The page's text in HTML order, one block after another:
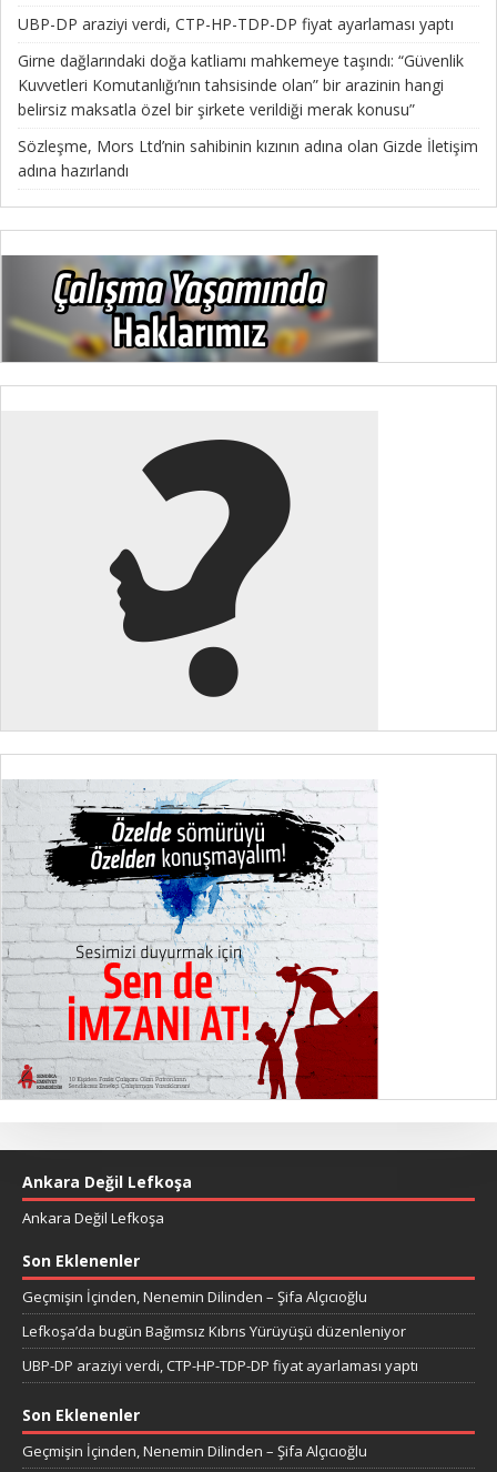
UBP-DP araziyi verdi, CTP-HP-TDP-DP fiyat ayarlaması yaptı
Girne dağlarındaki doğa katliamı mahkemeye taşındı: “Güvenlik
Kuvvetleri Komutanlığı’nın tahsisinde olan” bir arazinin hangi
belirsiz maksatla özel bir şirkete verildiği merak konusu”
Sözleşme, Mors Ltd’nin sahibinin kızının adına olan Gizde İletişim
adına hazırlandı
Ankara Değil Lefkoşa
Ankara Değil Lefkoşa
Son Eklenenler
Geçmişin İçinden, Nenemin Dilinden – Şifa Alçıcıoğlu
Lefkoşa’da bugün Bağımsız Kıbrıs Yürüyüşü düzenleniyor
UBP-DP araziyi verdi, CTP-HP-TDP-DP fiyat ayarlaması yaptı
Son Eklenenler
Geçmişin İçinden, Nenemin Dilinden – Şifa Alçıcıoğlu